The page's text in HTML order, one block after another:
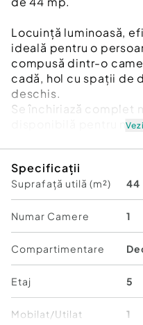
Locuință luminoasă,
ideală pentru o
compusă dintr-o
cadă, hol cu spații de
deschis.
Se închiriază complet
disponibilă pentru
???? Pentru detalii
unei vizionări, nu
Cod ofertă / ID BLITZ:
Id intern: P173987
Confort:1
Tip imobil:
Bloc de
Număr Băi:
Specificații
Suprafață utilă (m²) 44
Numar Camere 1
Compartimentare
Etaj 5
Mobilat/Utilat 1